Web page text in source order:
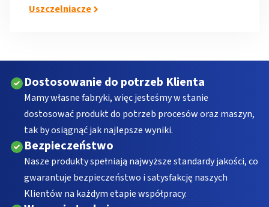
Uszczelniacze
Dostosowanie do potrzeb Klienta
Mamy własne fabryki, więc jesteśmy w stanie
dostosować produkt do potrzeb procesów oraz maszyn,
tak by osiągnąć jak najlepsze wyniki.
Bezpieczeństwo
Nasze produkty spełniają najwyższe standardy jakości, co
gwarantuje bezpieczeństwo i satysfakcję naszych
Klientów na każdym etapie współpracy.